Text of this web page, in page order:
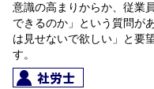
意識の高まりからか、従業
できるのか」という質問が
は見せないで欲しい」と要
す。